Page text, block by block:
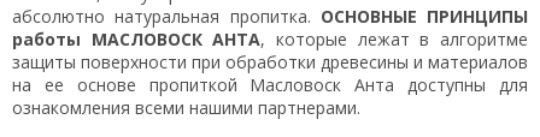
абсолютно натуральная пропитка. ОСНОВНЫЕ ПРИНЦИПЫ
работы МАСЛОВОСК АНТА, которые лежат в алгоритме
защиты поверхности при обработки древесины и материалов
на ее основе пропиткой Масловоск Анта доступны для
ознакомления всеми нашими партнерами.